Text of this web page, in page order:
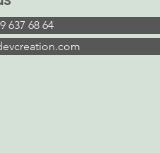
637 68 64